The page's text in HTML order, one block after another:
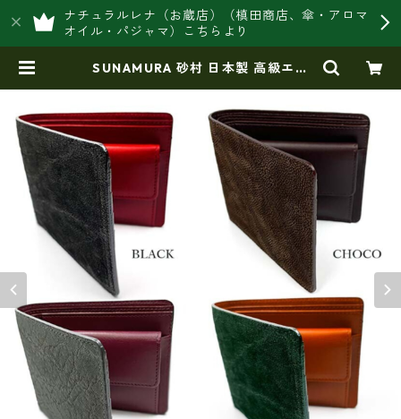
ナチュラルレナ（お蔵店）（槙田商店、傘・アロマ
オイル・パジャマ）こちらより
SUNAMURA 砂村 日本製 高級エレ
ナルバッグ製造販売【日本製・バッ
グ財布 専門店】レナ ジャパンメ
イド ショップ